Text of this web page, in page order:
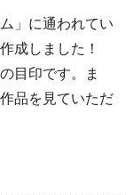
」に通われてい
成しました！
目印です。ま
品を見ていただ